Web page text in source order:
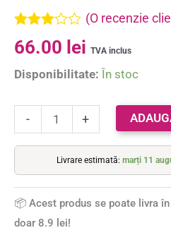
Evaluat
la3.00
pe baza
evaluări
(O recenzie
66.00 lei TVA inclus
Disponibilitate: În stoc
- +
Livrare estimată: marți 11
📦 Acest produs se poate livra
doar 8.9 lei!